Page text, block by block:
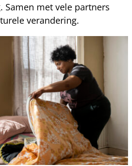
Samen met vele partners
verandering.